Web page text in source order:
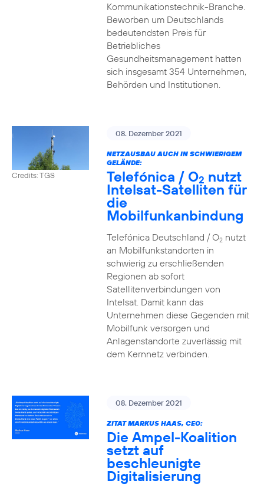
Kommunikationstechnik-Branche.
Beworben um Deutschlands
bedeutendsten Preis für
Betriebliches
Gesundheitsmanagement hatten
sich insgesamt 354 Unternehmen,
Behörden und Institutionen.
Credits: TGS
08. Dezember 2021
NETZAUSBAU AUCH IN SCHWIERIGEM
GELÄNDE:
Telefónica / O2 nutzt
Intelsat-Satelliten für
die
Mobilfunkanbindung
Telefónica Deutschland / O2nutzt
an Mobilfunkstandorten in
schwierig zu erschließenden
Regionen ab sofort
Satellitenverbindungen von
Intelsat. Damit kann das
Unternehmen diese Gegenden mit
Mobilfunk versorgen und
Anlagenstandorte zuverlässig mit
dem Kernnetz verbinden.
08. Dezember 2021
ZITAT MARKUS HAAS, CEO:
Die Ampel-Koalition
setzt auf
beschleunigte
Digitalisierung